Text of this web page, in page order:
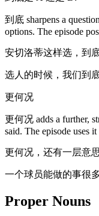
到底 sharpens a
options. The episode
安切洛蒂这样选，到
选人的时候，我们到
更何况
更何况 adds a further,
said. The episode uses
更何况，还有一层意
一个球员能做的事很
Proper Nouns